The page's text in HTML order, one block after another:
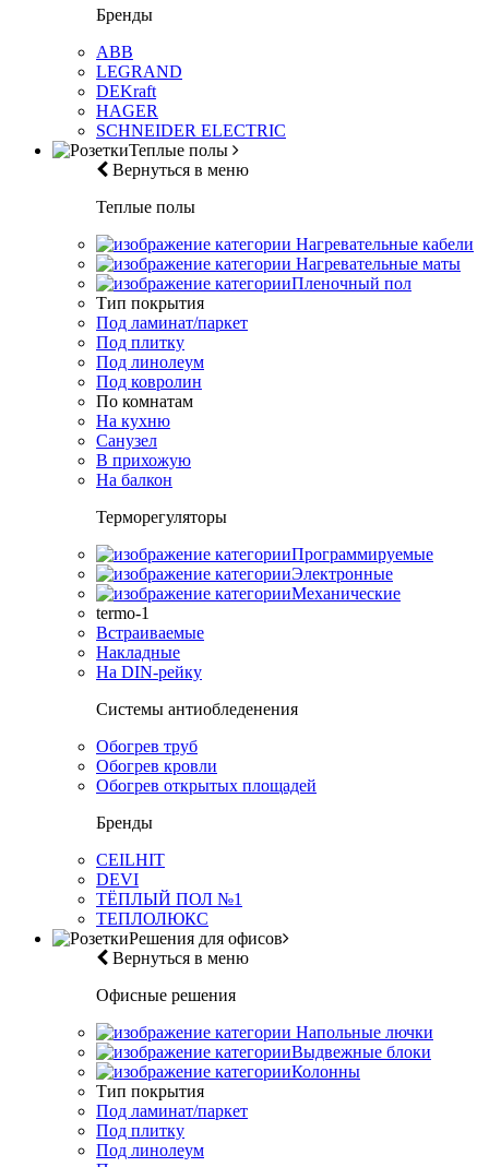
Бренды
ABB
LEGRAND
DEKraft
HAGER
SCHNEIDER ELECTRIC
Теплые полы
Вернуться в меню
Теплые полы
Нагревательные кабели
Нагревательные маты
Пленочный пол
Тип покрытия
Под ламинат/паркет
Под плитку
Под линолеум
Под ковролин
По комнатам
На кухню
Санузел
В прихожую
На балкон
Терморегуляторы
Программируемые
Электронные
Механические
termo-1
Встраиваемые
Накладные
На DIN-рейку
Системы антиобледенения
Обогрев труб
Обогрев кровли
Обогрев открытых площадей
Бренды
CEILHIT
DEVI
ТЁПЛЫЙ ПОЛ №1
ТЕПЛОЛЮКС
Решения для офисов
Вернуться в меню
Офисные решения
Напольные лючки
Выдвежные блоки
Колонны
Тип покрытия
Под ламинат/паркет
Под плитку
Под линолеум